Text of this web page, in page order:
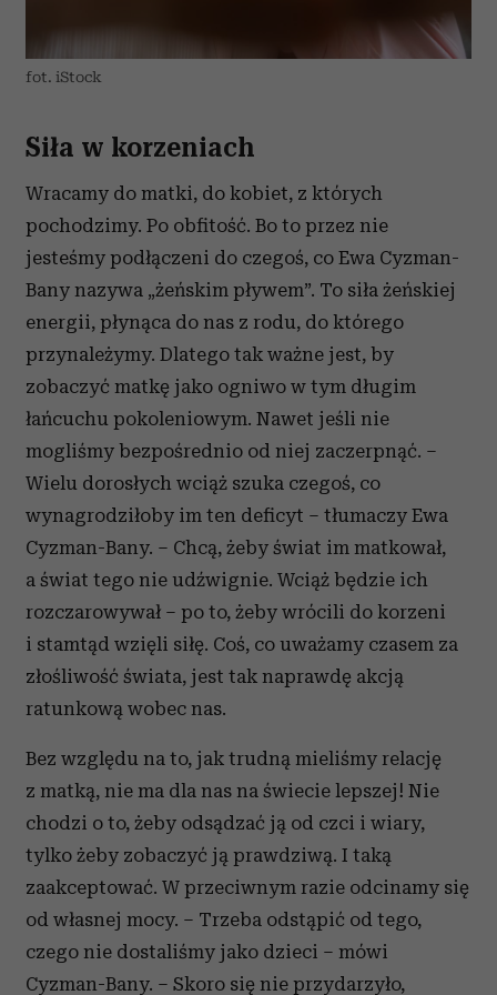
fot. iStock
Siła w korzeniach
Wracamy do matki, do kobiet, z których
pochodzimy. Po obfitość. Bo to przez nie
jesteśmy podłączeni do czegoś, co Ewa Cyzman-
Bany nazywa „żeńskim pływem”. To siła żeńskiej
energii, płynąca do nas z rodu, do którego
przynależymy. Dlatego tak ważne jest, by
zobaczyć matkę jako ogniwo w tym długim
łańcuchu pokoleniowym. Nawet jeśli nie
mogliśmy bezpośrednio od niej zaczerpnąć. –
Wielu dorosłych wciąż szuka czegoś, co
wynagrodziłoby im ten deficyt – tłumaczy Ewa
Cyzman-Bany. – Chcą, żeby świat im matkował,
a świat tego nie udźwignie. Wciąż będzie ich
rozczarowywał – po to, żeby wrócili do korzeni
i stamtąd wzięli siłę. Coś, co uważamy czasem za
złośliwość świata, jest tak naprawdę akcją
ratunkową wobec nas.
Bez względu na to, jak trudną mieliśmy relację
z matką, nie ma dla nas na świecie lepszej! Nie
chodzi o to, żeby odsądzać ją od czci i wiary,
tylko żeby zobaczyć ją prawdziwą. I taką
zaakceptować. W przeciwnym razie odcinamy się
od własnej mocy. – Trzeba odstąpić od tego,
czego nie dostaliśmy jako dzieci – mówi
Cyzman-Bany. – Skoro się nie przydarzyło,